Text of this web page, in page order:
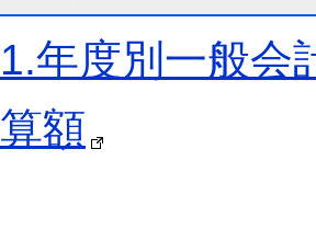
1.年度別一般会
算額